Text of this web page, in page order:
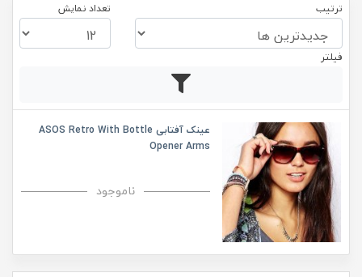
ترتیب تعداد نمایش
فیلتر
عینک آفتابی ASOS Retro With Bottle
Opener Arms
ناموجود